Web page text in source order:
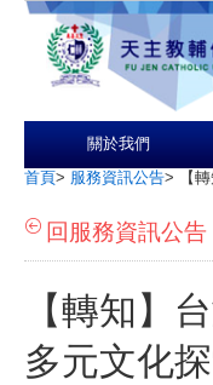
關於我們
首頁> 服務資訊公告> 【
回服務資訊公告
【轉知】
多元文化